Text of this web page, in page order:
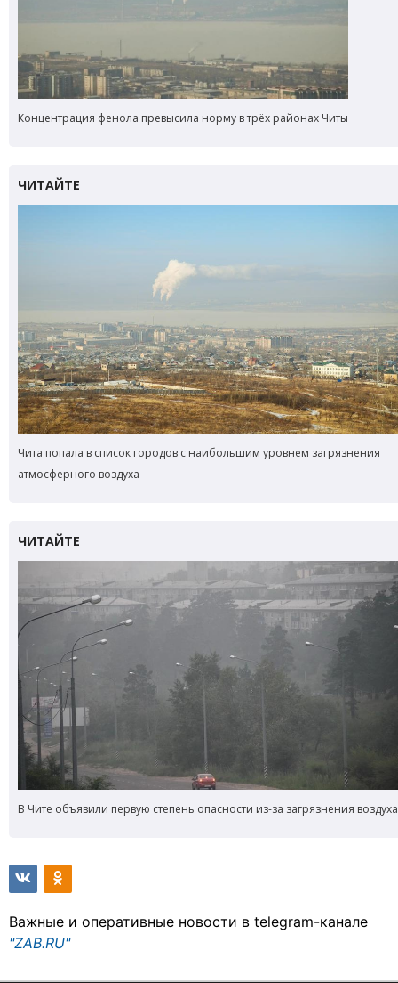
Концентрация фенола превысила норму в трёх районах Читы
Чита попала в список городов с наибольшим уровнем загрязнения
атмосферного воздуха
В Чите объявили первую степень опасности из-за загрязнения воздуха
Важные и оперативные новости в telegram-канале
"ZAB.RU"